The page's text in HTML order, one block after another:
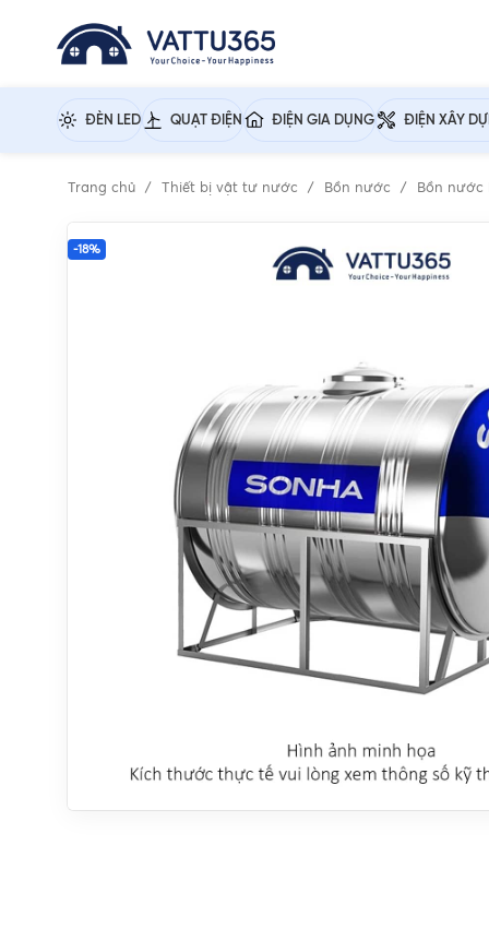
ĐÈN LED QUẠT ĐIỆN ĐIỆN GIA DỤNG ĐIỆN XÂY
Trang chủ Thiết bị vật tư nước Bồn nước Bồn nước
-18%